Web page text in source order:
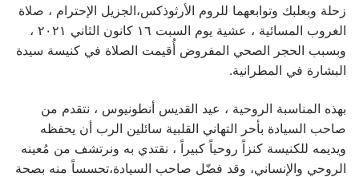
زحلة وبعلبك وتوابعهما للروم الأرثوذكس،الجزيل الإحترام ، صلاة
الغروب المسائية ، عشية يوم السبت ١٦ كانون الثاني ٢٠٢١ ،
وبسبب الحجر الصحي المفروض أُقيمت الصلاة في كنيسة سيدة
البشارة في المطرانية.
بهذه المناسبة الروحية ، عيد القديس أنطونيوس ، نتقدم من
صاحب السيادة بأحر التهاني القلبية سائلين الرب أن يحفظه
ويديمه للكنيسة كنزاً روحياً كبيراً ، نقتدي به ونرتشف من مُعينه
الروحي والإنساني، وقد فضّل صاحب السيادة،تحسساً منه بصحة